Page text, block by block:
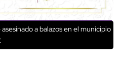
a balazos en el municipio